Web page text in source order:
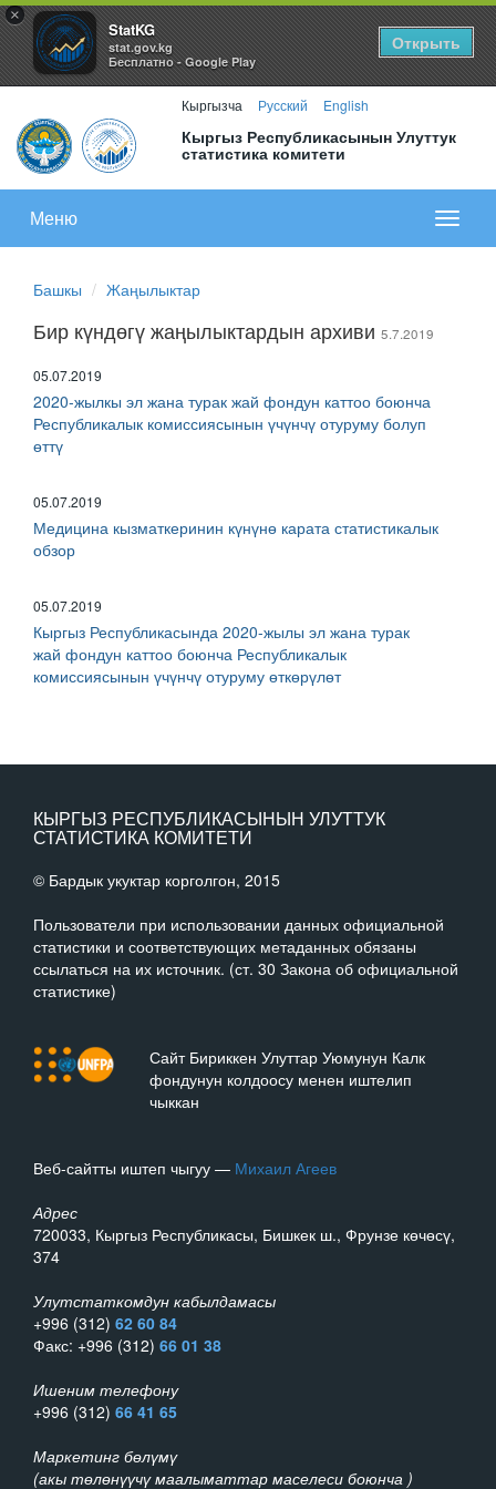
×
StatKG
stat.gov.kg
Бесплатно - Google Play
Открыть
Кыргызча Русский English
Кыргыз Республикасынын Улуттук
статистика комитети
меню
Меню
Башкы Жаңылыктар
Бир күндөгү жаңылыктардын архиви 5.7.2019
05.07.2019
2020-жылкы эл жана турак жай фондун каттоо боюнча
Республикалык комиссиясынын үчүнчү отуруму болуп
өттү
05.07.2019
Медицина кызматкеринин күнүнө карата статистикалык
обзор
05.07.2019
Кыргыз Республикасында 2020-жылы эл жана турак
жай фондун каттоо боюнча Республикалык
комиссиясынын үчүнчү отуруму өткөрүлөт
КЫРГЫЗ РЕСПУБЛИКАСЫНЫН УЛУТТУК
СТАТИСТИКА КОМИТЕТИ
© Бардык укуктар корголгон, 2015
Пользователи при использовании данных официальной
статистики и соответствующих метаданных обязаны
ссылаться на их источник. (ст. 30 Закона об официальной
статистике)
Сайт Бириккен Улуттар Уюмунун Калк
фондунун колдоосу менен иштелип
чыккан
Веб-сайтты иштеп чыгуу — Михаил Агеев
Адрес
720033, Кыргыз Республикасы, Бишкек ш., Фрунзе көчөсү,
374
Улутстаткомдун кабылдамасы
+996 (312) 62 60 84
Факс: +996 (312) 66 01 38
Ишеним телефону
+996 (312) 66 41 65
Маркетинг бөлүмү
(акы төлөнүүчү маалыматтар маселеси боюнча )